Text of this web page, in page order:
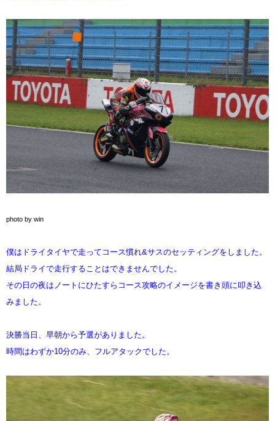
photo by win
僕はドライタイヤで走ってコース慣れ&サスのセッティングをしました。
結局ドライで走行することはできませんでした。
その日の夜はノートにひたすらコース攻略のイメージを書き頭に叩き込
みました。
決勝当日、早朝から予選がありました。
時間はわずか10分のみ、フルアタックでした。